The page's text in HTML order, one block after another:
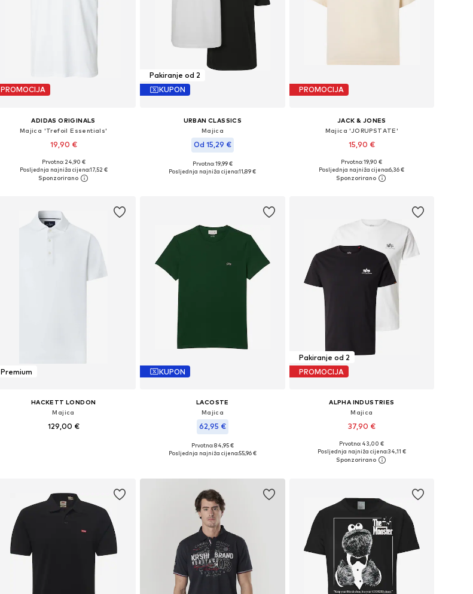
PROMOCIJA
ADIDAS ORIGINALS
Majica 'Trefoil Essentials'
19,90 €
+ 3
Dostupne veličine: XS, S, M, L, XL
Dodaj u košaricu
Prvotno: 24,90 €
Posljednja najniža cijena:17,52 €
Pakiranje od 2
KUPON
URBAN CLASSICS
Majica
Od 15,29 €
Dostupne veličine: M, L, XL, XXL, XXXL
Prvotno: 19,99 €
Posljednja najniža cijena:11,89 €
PROMOCIJA
JACK & JONES
Majica 'JORUPSTATE'
15,90 €
Dostupne veličine: S, M, L, XL
Dodaj u košaricu
Prvotno: 19,90 €
Posljednja najniža cijena:6,36 €
Premium
HACKETT LONDON
Majica
129,00 €
KUPON
LACOSTE
Majica
62,95 €
Prvotno: 84,95 €
Posljednja najniža cijena:55,96 €
Pakiranje od 2
PROMOCIJA
ALPHA INDUSTRIES
Majica
37,90 €
Dostupne veličine: S, M, L, XL, XXL
Dodaj u košaricu
Prvotno: 43,00 €
Posljednja najniža cijena:34,11 €